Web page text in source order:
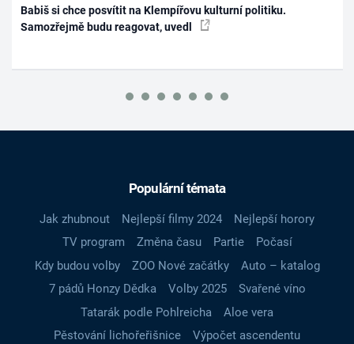
Babiš si chce posvítit na Klempířovu kulturní politiku.
Samozřejmě budu reagovat, uvedl
Populární témata
Jak zhubnout Nejlepší filmy 2024
Nejlepší horory
TV program
Změna času Partie
Počasí
Kdy budou volby
ZOO Nové začátky
Auto – katalog
7 pádů Honzy Dědka
Volby 2025
Svařené víno
Tatarák podle Pohlreicha
Aloe vera
Pěstování lichořeřišnice
Výpočet ascendentu